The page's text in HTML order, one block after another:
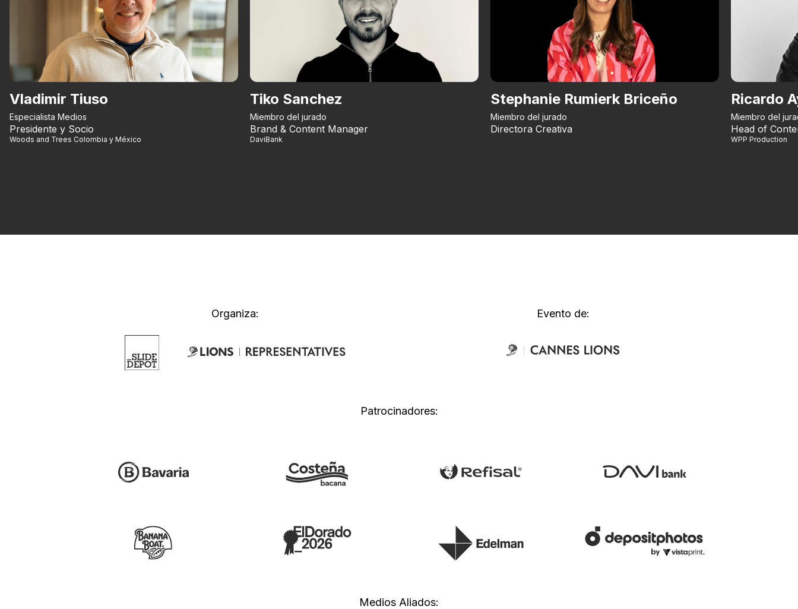
Vladimir Tiuso
Especialista Medios
Presidente y Socio
Woods and Trees Colombia y México
Tiko Sanchez
Miembro del jurado
Brand & Content Manager
DaviBank
Stephanie Rumierk Briceño
Miembro del jurado
Directora Creativa
Ricardo
Miembro del
Head of
WPP Production
Organiza: Evento de:
Patrocinadores:
Medios Aliados: